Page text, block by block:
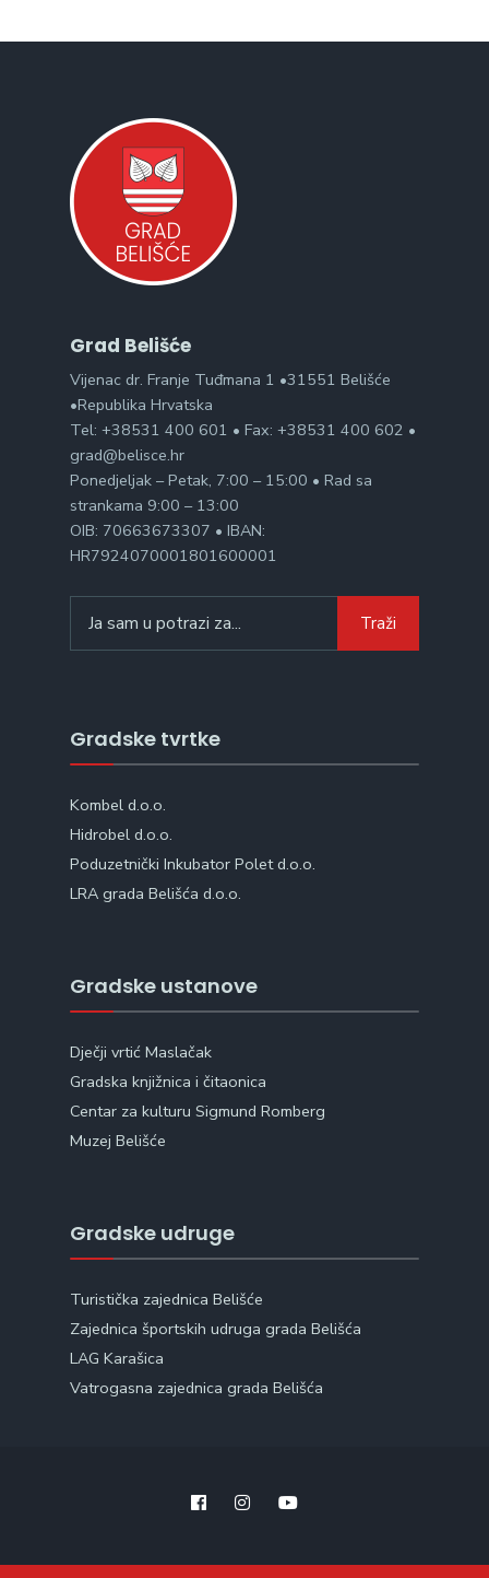
Grad Belišće
Vijenac dr. Franje Tuđmana 1 •31551 Belišće
•Republika Hrvatska
Tel: +38531 400 601 • Fax: +38531 400 602 •
grad@belisce.hr
Ponedjeljak – Petak, 7:00 – 15:00 • Rad sa
strankama 9:00 – 13:00
OIB: 70663673307 • IBAN:
HR7924070001801600001
for:
Traži
Gradske tvrtke
Kombel d.o.o.
Hidrobel d.o.o.
Poduzetnički Inkubator Polet d.o.o.
LRA grada Belišća d.o.o.
Gradske ustanove
Dječji vrtić Maslačak
Gradska knjižnica i čitaonica
Centar za kulturu Sigmund Romberg
Muzej Belišće
Gradske udruge
Turistička zajednica Belišće
Zajednica športskih udruga grada Belišća
LAG Karašica
Vatrogasna zajednica grada Belišća